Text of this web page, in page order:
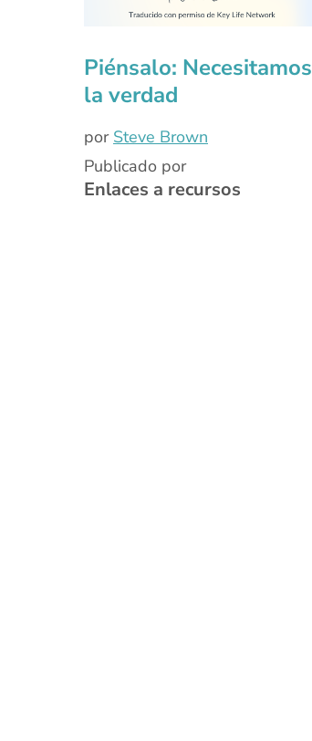
Piénsalo: Necesitamos
la verdad
por Steve Brown
Publicado por
Enlaces a recursos